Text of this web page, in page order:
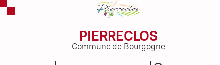
PIERRECLOS
Commune de Bourgogne